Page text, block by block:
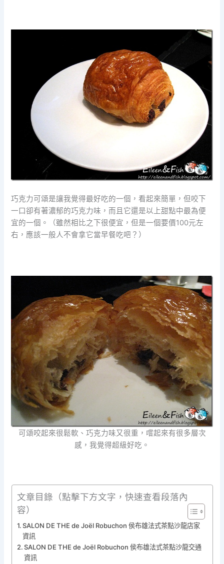
巧克力可頌是讓我覺得最好吃的一個，看起來簡單，但咬下
一口卻有著濃郁的巧克力味，而且它還是以上甜點中最為便
宜的一個。（雖然相比之下很便宜，但是一個要價100元左
右，應該一般人不會拿它當早餐吃吧？）
可頌咬起來很鬆軟、巧克力味又很重，嚐起來有很多層次
感，我覺得超級好吃。
文章目錄（點擊下方文字，快速查看段落內
容）
SALON DE THE de Joël Robuchon 侯布雄法式茶點沙龍店家
資訊
SALON DE THE de Joël Robuchon 侯布雄法式茶點沙龍交通
資訊